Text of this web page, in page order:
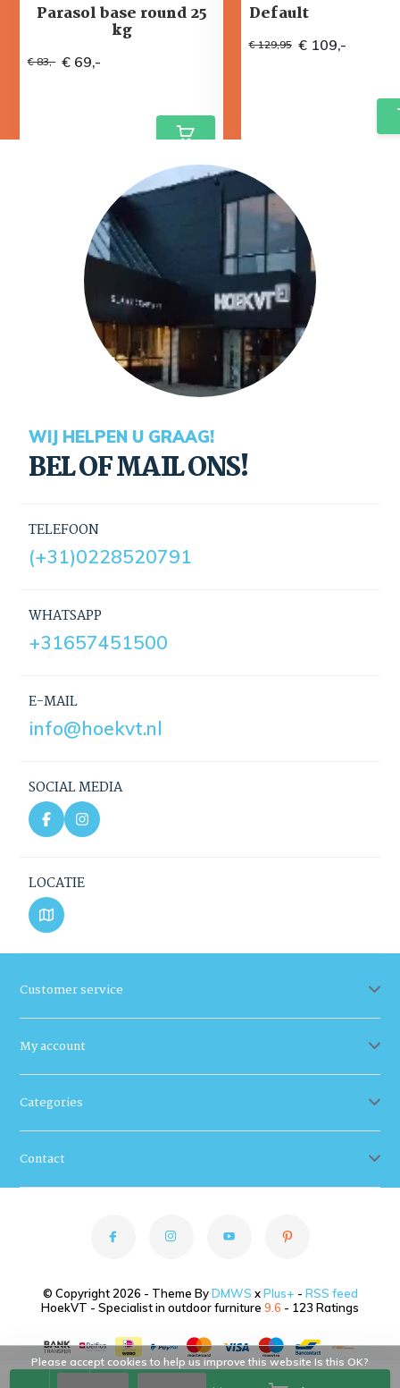
Parasol base round 25
kg
€ 83,- € 69,-
Default
€ 129,95 € 109,-
WIJ HELPEN U GRAAG!
BEL OF MAIL ONS!
TELEFOON
(+31)0228520791
E-MAIL
info@hoekvt.nl
WHATSAPP
+31657451500
SOCIAL MEDIA
LOCATIE
Customer service
My account
Categories
Contact
© Copyright 2026 - Theme ByDMWS xPlus+ - RSS feed
HoekVT - Specialist in outdoor furniture 9.6 - 123 Ratings
Please accept cookies to help us improve this website Is this OK?